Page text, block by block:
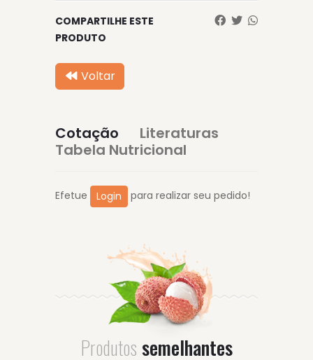
COMPARTILHE ESTE
PRODUTO
Voltar
Cotação
Literaturas
Tabela Nutricional
Efetue Login para realizar seu pedido!
Produtos semelhantes